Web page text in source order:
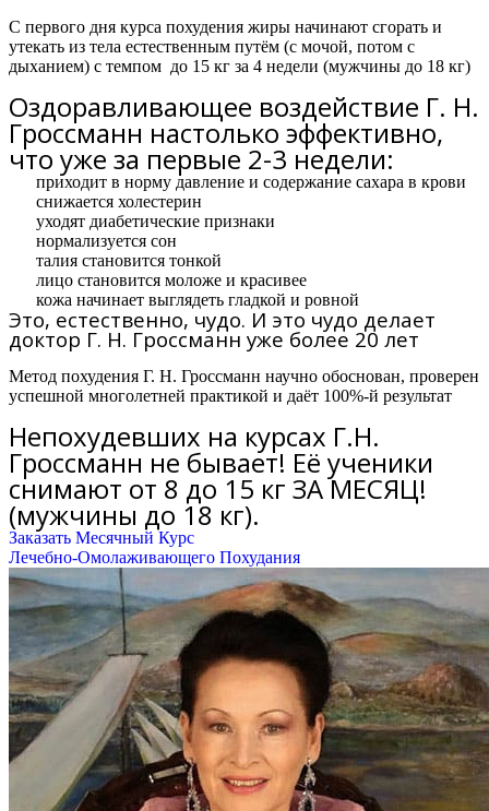
С первого дня курса похудения жиры начинают сгорать и
утекать из тела естественным путём (с мочой, потом с
дыханием) с темпом до 15 кг за 4 недели (мужчины до 18 кг)
Оздоравливающее воздействие Г. Н.
Гроссманн настолько эффективно,
что уже за первые 2-3 недели:
приходит в норму давление и содержание сахара в крови
снижается холестерин
уходят диабетические признаки
нормализуется сон
талия становится тонкой
лицо становится моложе и красивее
кожа начинает выглядеть гладкой и ровной
Это, естественно, чудо. И это чудо делает
доктор Г. Н. Гроссманн уже более 20 лет
Метод похудения Г. Н. Гроссманн научно обоснован, проверен
успешной многолетней практикой и даёт 100%-й результат
Непохудевших на курсах Г.Н.
Гроссманн не бывает! Её ученики
снимают от 8 до 15 кг ЗА МЕСЯЦ!
(мужчины до 18 кг).
Заказать Месячный Курс
Лечебно-Омолаживающего Похудания